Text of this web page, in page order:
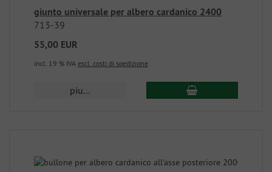
giunto universale per albero cardanico 2400
713-39
55,00 EUR
incl. 19 % IVA escl. costi di spedizione
piu...